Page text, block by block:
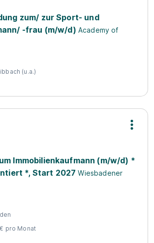
zum/ zur Sport- und
-frau (m/w/d) Academy of
(u.a.)
Immobilienkaufmann (m/w/d) *
*, Start 2027 Wiesbadener
pro Monat